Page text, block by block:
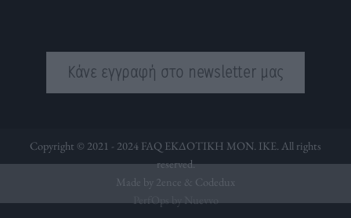
Κάνε εγγραφή στο newsletter μας
Copyright © 2021 - 2024 FAQ ΕΚΔΟΤΙΚΗ ΜΟΝ. ΙΚΕ. All rights
reserved.
Made by 2ence & Codedux
PerfOps by Nuevvo